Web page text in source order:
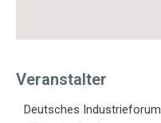
Veranstalter
Deutsches Industrieforum